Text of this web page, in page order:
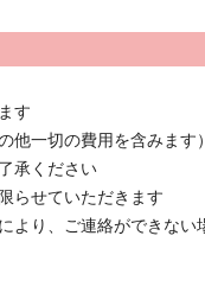
す
他一切の費用を含みます
承ください
らせていただきます
より、ご連絡ができない